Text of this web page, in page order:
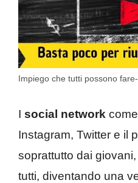
Impiego che tutti possono
I social network
Instagram, Twitter e il
soprattutto dai
tutti, diventando una